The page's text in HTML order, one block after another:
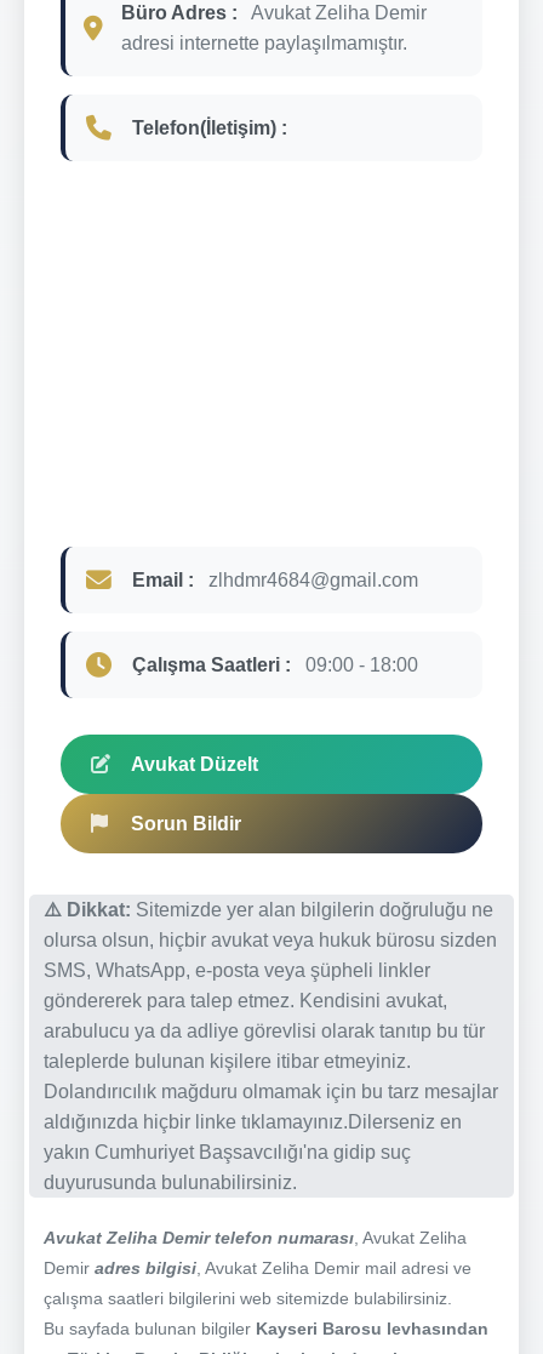
Büro Adres :
Avukat Zeliha Demir
adresi internette paylaşılmamıştır.
Telefon(İletişim) :
Email : zlhdmr4684@gmail.com
Çalışma Saatleri : 09:00 - 18:00
Avukat Düzelt
Sorun Bildir
⚠️ Dikkat: Sitemizde yer alan bilgilerin doğruluğu ne
olursa olsun, hiçbir avukat veya hukuk bürosu sizden
SMS, WhatsApp, e-posta veya şüpheli linkler
göndererek para talep etmez. Kendisini avukat,
arabulucu ya da adliye görevlisi olarak tanıtıp bu tür
taleplerde bulunan kişilere itibar etmeyiniz.
Dolandırıcılık mağduru olmamak için bu tarz mesajlar
aldığınızda hiçbir linke tıklamayınız.Dilerseniz en
yakın Cumhuriyet Başsavcılığı'na gidip suç
duyurusunda bulunabilirsiniz.
Avukat Zeliha Demir telefon numarası , Avukat Zeliha
Demir adres bilgisi , Avukat Zeliha Demir mail adresi ve
çalışma saatleri bilgilerini web sitemizde bulabilirsiniz.
Bu sayfada bulunan bilgiler Kayseri Barosu levhasından